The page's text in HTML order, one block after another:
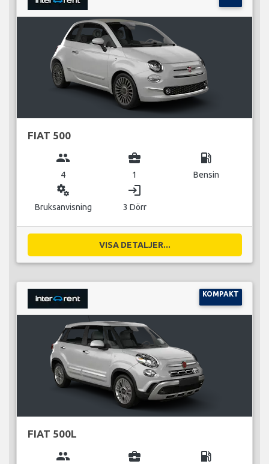
FIAT 500
group
4
business_center
1
local_gas_station
Bensin
miscellaneous_services
Bruksanvisning
login
3 Dörr
VISA DETALJER...
KOMPAKT
FIAT 500L
group business_center local_gas_station